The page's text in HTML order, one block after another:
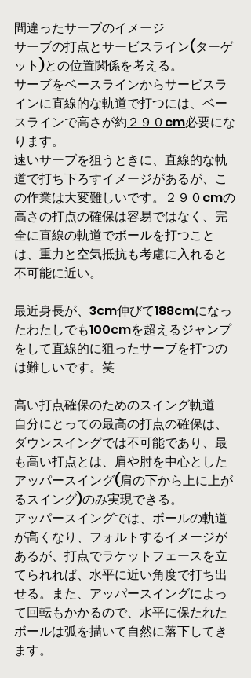
間違ったサーブのイメージ
サーブの打点とサービスライン(ターゲ
ット)との位置関係を考える。
サーブをベースラインからサービスラ
インに直線的な軌道で打つには、ベー
スラインで高さが約 ２９０cm必要にな
ります。
速いサーブを狙うときに、直線的な軌
道で打ち下ろすイメージがあるが、こ
の作業は大変難しいです。２９０cmの
高さの打点の確保は容易ではなく、完
全に直線の軌道でボールを打つこと
は、重力と空気抵抗も考慮に入れると
不可能に近い。
最近身長が、3cm伸びて188cmになっ
たわたしでも100cmを超えるジャンプ
をして直線的に狙ったサーブを打つの
は難しいです。笑
高い打点確保のためのスイング軌道
自分にとっての最高の打点の確保は、
ダウンスイングでは不可能であり、最
も高い打点とは、肩や肘を中心とした
アッパースイング(肩の下から上に上が
るスイング)のみ実現できる。
アッパースイングでは、ボールの軌道
が高くなり、フォルトするイメージが
あるが、打点でラケットフェースを立
てられれば、水平に近い角度で打ち出
せる。また、アッパースイングによっ
て回転もかかるので、水平に保たれた
ボールは弧を描いて自然に落下してき
ます。